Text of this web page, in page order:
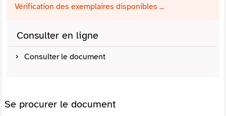
Vérification des exemplaires disponibles ...
Consulter en ligne
Consulter le document
Se procurer le document